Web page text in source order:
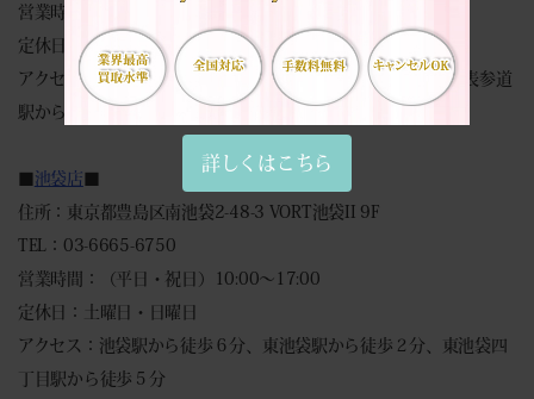
営業時間：（平日）10:00～18:00 （祝日）10:00～17:00
定休日：土曜日・日曜日
アクセス：明治神宮前駅から徒歩2分、原宿駅から徒歩5分、表参道
駅から徒歩5分
池袋店
住所：東京都豊島区南池袋2-48-3 VORT池袋II 9F
TEL：03-6665-6750
営業時間：（平日・祝日）10:00～17:00
定休日：土曜日・日曜日
アクセス：池袋駅から徒歩６分、東池袋駅から徒歩２分、東池袋四
丁目駅から徒歩５分
詳しくはこちら